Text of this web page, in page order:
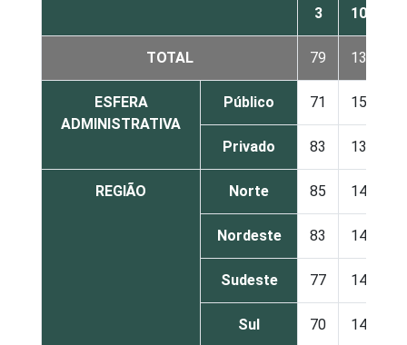
3
10
TOTAL 79 13
ESFERA
ADMINISTRATIVA
Público 71 15
Privado 83 13
REGIÃO Norte 85 14
Nordeste 83 14
Sudeste 77 14
Sul 70 14